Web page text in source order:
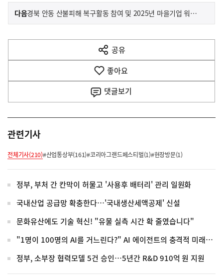
이
전
다
음
다음기
사
경북 안동 산불피해 복구활동 참여 및 2025년 마을기업 워크숍 참석
공유
열
기
좋아요
댓글보기
관련기사
전체기사(210)#산업통상부(161)#코리아그랜드페스티벌(1)#현장방문(1)
정부, 부처 간 칸막이 허물고 '사용후 배터리' 관리 일원화
국내산업 공급망 확충한다…'국내생산세액공제' 신설
문화유산에도 기술 혁신! "유물 실측 시간 확 줄였습니다"
"1명이 100명의 AI를 거느린다?" AI 에이전트의 충격적 미래! (ft. HBM, 김정호 교수)
정부, 소부장 협력모델 5건 승인…5년간 R&D 910억 원 지원